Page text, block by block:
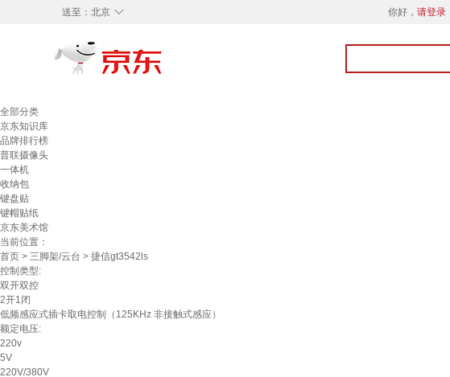
◇
送至： 北京 你好， 请登录
全部分类
京东知识库
品牌排行榜
普联摄像头
一体机
收纳包
键盘贴
键帽贴纸
京东美术馆
当前位置：
首页 > 三脚架/云台 > 捷信gt3542ls
控制类型:
双开双控
2开1闭
低频感应式插卡取电控制（125KHz 非接触式感应）
额定电压:
220v
5V
220V/380V